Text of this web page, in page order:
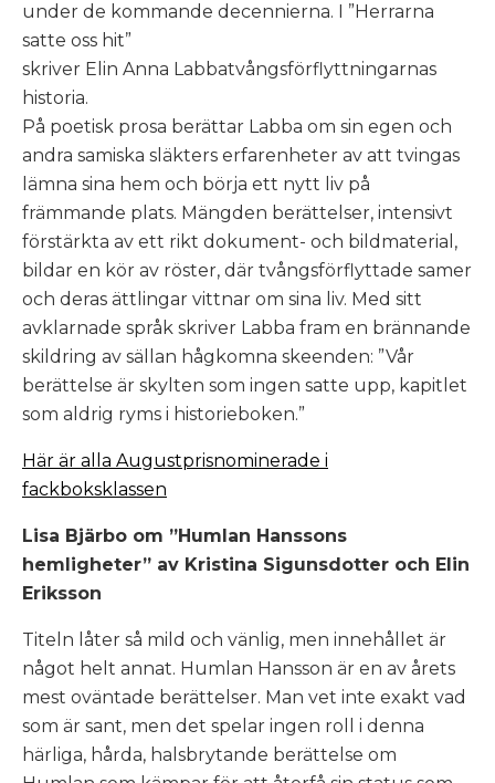
under de kommande decennierna. I ”Herrarna
satte oss hit”
skriver Elin Anna Labbatvångsförflyttningarnas
historia.
På poetisk prosa berättar Labba om sin egen och
andra samiska släkters erfarenheter av att tvingas
lämna sina hem och börja ett nytt liv på
främmande plats. Mängden berättelser, intensivt
förstärkta av ett rikt dokument- och bildmaterial,
bildar en kör av röster, där tvångsförflyttade samer
och deras ättlingar vittnar om sina liv. Med sitt
avklarnade språk skriver Labba fram en brännande
skildring av sällan hågkomna skeenden: ”Vår
berättelse är skylten som ingen satte upp, kapitlet
som aldrig ryms i historieboken.”
Här är alla Augustprisnominerade i
fackboksklassen
Lisa Bjärbo om ”Humlan Hanssons
hemligheter” av Kristina Sigunsdotter och Elin
Eriksson
Titeln låter så mild och vänlig, men innehållet är
något helt annat. Humlan Hansson är en av årets
mest oväntade berättelser. Man vet inte exakt vad
som är sant, men det spelar ingen roll i denna
härliga, hårda, halsbrytande berättelse om